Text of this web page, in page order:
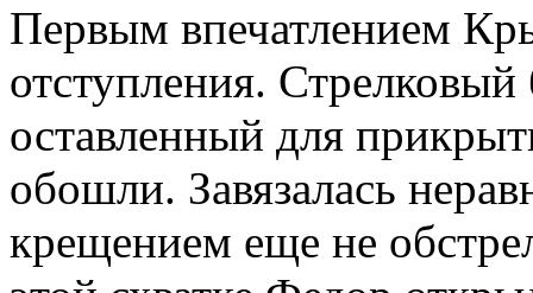
Первым впечатлением
отступления.
оставленный для
обошли. Завязалась
крещением еще не